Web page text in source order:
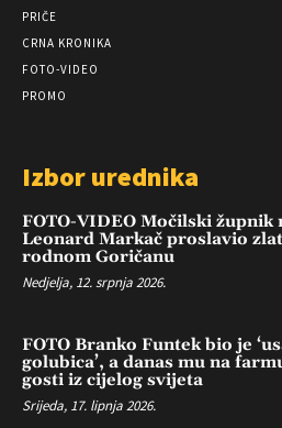
PRIČE
CRNA KRONIKA
FOTO-VIDEO
PROMO
Izbor urednika
FOTO-VIDEO Močilski župnik
Leonard Markač proslavio
rodnom Goričanu
Nedjelja, 12. srpnja 2026.
FOTO Branko Funtek bio je
golubica’, a danas mu na
gosti iz cijelog svijeta
Srijeda, 17. lipnja 2026.